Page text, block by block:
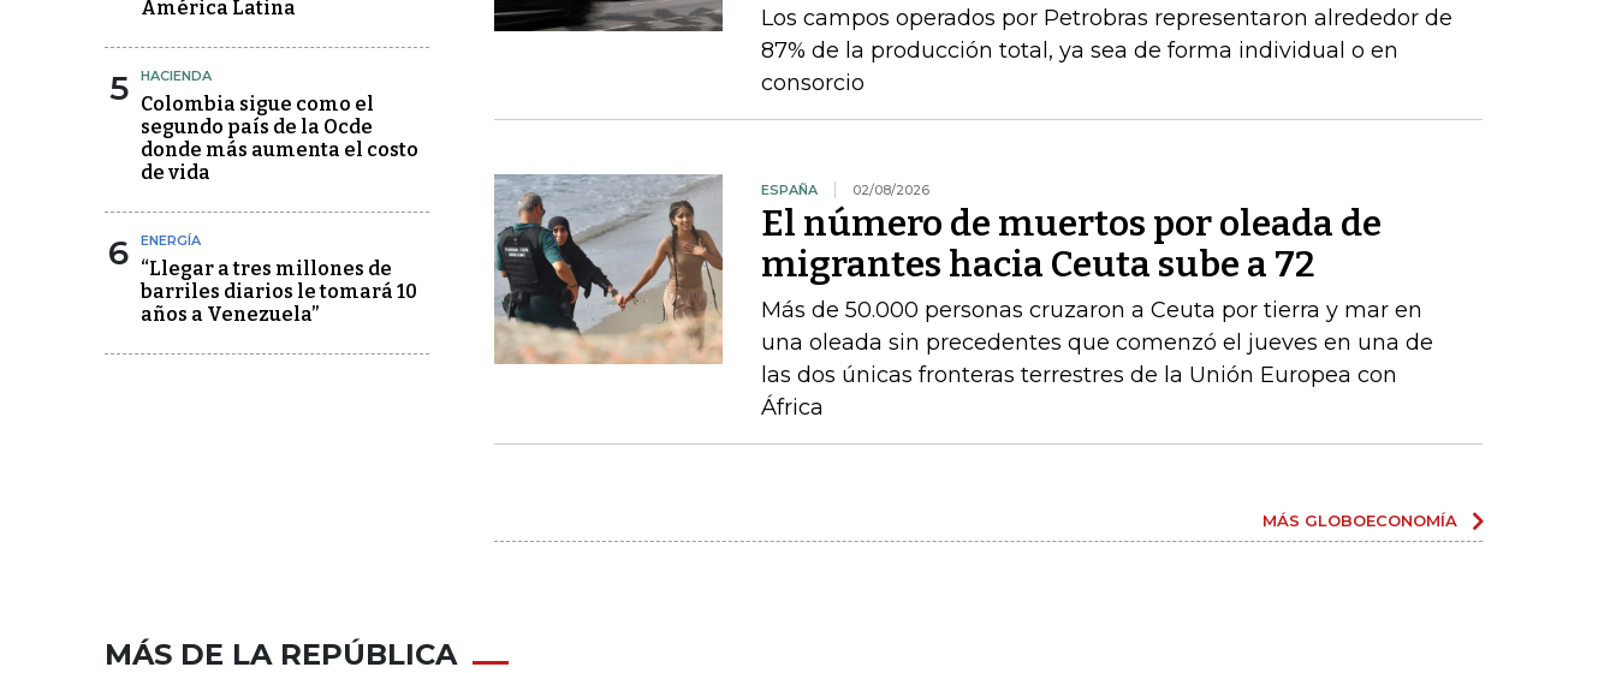
América Latina
5 HACIENDA
Colombia sigue como el
segundo país de la Ocde
donde más aumenta el costo
de vida
6 ENERGÍA
“Llegar a tres millones de
barriles diarios le tomará 10
años a Venezuela”
Los campos operados por Petrobras representaron alrededor de
87% de la producción total, ya sea de forma individual o en
consorcio
ESPAÑA 02/08/2026
El número de muertos por oleada de
migrantes hacia Ceuta sube a 72
Más de 50.000 personas cruzaron a Ceuta por tierra y mar en
una oleada sin precedentes que comenzó el jueves en una de
las dos únicas fronteras terrestres de la Unión Europea con
África
MÁS GLOBOECONOMÍA
MÁS DE LA REPÚBLICA